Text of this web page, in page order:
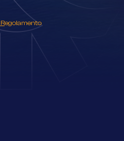
Regolamento